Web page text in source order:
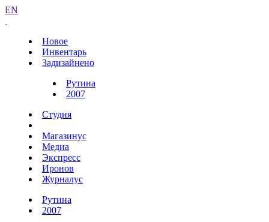
EN
Новое
Инвентарь
Задизайнено
Рутина
2007
Студия
Магазинус
Медиа
Экспресс
Иронов
Журналус
Рутина
2007